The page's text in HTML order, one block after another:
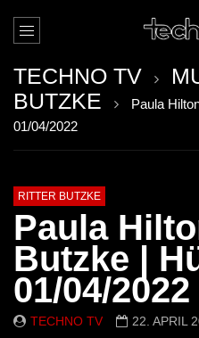
TECHNO TV
BUTZKE
Paula
01/04/2022
RITTER BUTZKE
Paula
Butzke |
01/04/2022
TECHNO TV 22. APRIL